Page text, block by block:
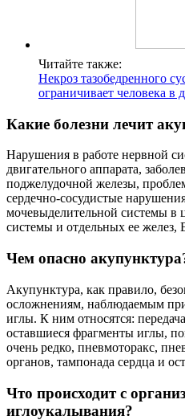
Читайте также:
Некроз тазобедренного
ограничивает человека в
Какие болезни лечит
Нарушения в работе нервной
двигательного аппарата,
поджелудочной железы,
сердечно-сосудистые
мочевыделительной системы в
системы и отдельных ее желез,
Чем опасно
Акупунктура, как правило,
осложнениям, наблюдаемым
иглы. К ним относятся:
оставшиеся фрагменты иглы,
очень редко, пневмоторакс,
органов, тампонада сердца и
Что происходит с
иглоукалывания?